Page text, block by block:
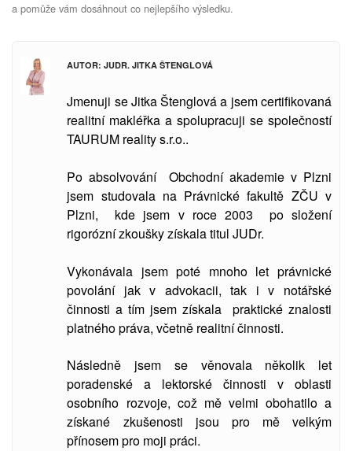
a pomůže vám dosáhnout co nejlepšího výsledku.
AUTOR: JUDR. JITKA ŠTENGLOVÁ
Jmenuji se Jitka Štenglová a jsem certifikovaná
realitní makléřka a spolupracuji se společností
TAURUM reality s.r.o..
Po absolvování Obchodní akademie v Plzni
jsem studovala na Právnické fakultě ZČU v
Plzni, kde jsem v roce 2003 po složení
rigorózní zkoušky získala titul JUDr.
Vykonávala jsem poté mnoho let právnické
povolání jak v advokacii, tak i v notářské
činnosti a tím jsem získala praktické znalosti
platného práva, včetně realitní činnosti.
Následně jsem se věnovala několik let
poradenské a lektorské činnosti v oblasti
osobního rozvoje, což mě velmi obohatilo a
získané zkušenosti jsou pro mě velkým
přínosem pro moji práci.